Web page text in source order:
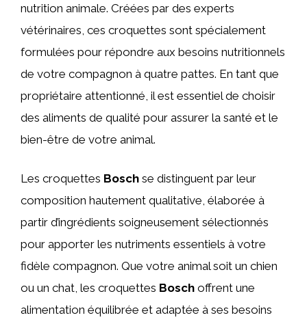
nutrition animale. Créées par des experts
vétérinaires, ces croquettes sont spécialement
formulées pour répondre aux besoins nutritionnels
de votre compagnon à quatre pattes. En tant que
propriétaire attentionné, il est essentiel de choisir
des aliments de qualité pour assurer la santé et le
bien-être de votre animal.
Les croquettes Bosch se distinguent par leur
composition hautement qualitative, élaborée à
partir d’ingrédients soigneusement sélectionnés
pour apporter les nutriments essentiels à votre
fidèle compagnon. Que votre animal soit un chien
ou un chat, les croquettes Bosch offrent une
alimentation équilibrée et adaptée à ses besoins